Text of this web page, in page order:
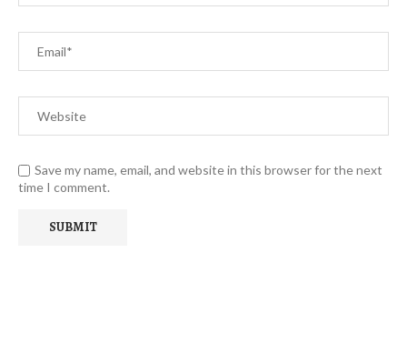
Save my name, email, and website in this browser for the next
time I comment.